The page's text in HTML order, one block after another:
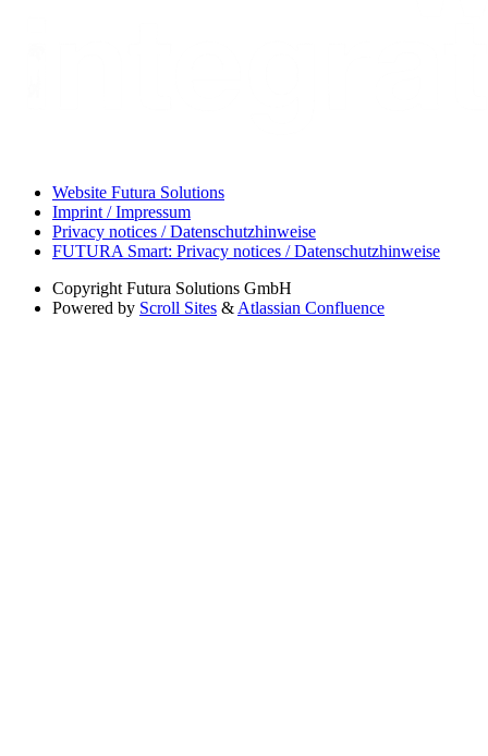
Website Futura Solutions
Imprint / Impressum
Privacy notices / Datenschutzhinweise
FUTURA Smart: Privacy notices / Datenschutzhinweise
Copyright Futura Solutions GmbH
Powered by Scroll Sites & Atlassian Confluence